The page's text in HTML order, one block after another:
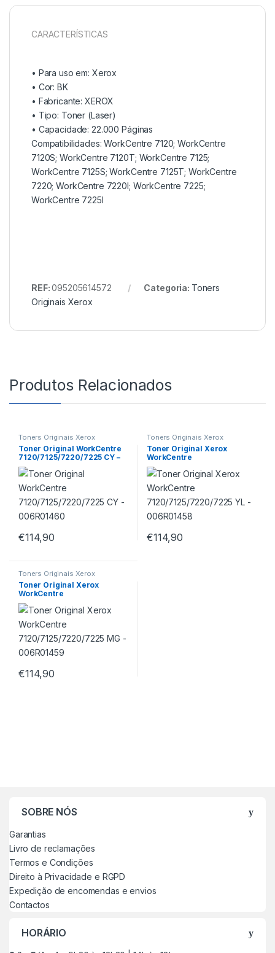
CARACTERÍSTICAS
• Para uso em: Xerox
• Cor: BK
• Fabricante:XEROX
• Tipo: Toner (Laser)
• Capacidade:22.000 Páginas
Compatibilidades: WorkCentre 7120; WorkCentre
7120S; WorkCentre 7120T; WorkCentre 7125;
WorkCentre 7125S; WorkCentre 7125T; WorkCentre
7220; WorkCentre 7220I; WorkCentre 7225;
WorkCentre 7225I
REF:095205614572 Categoria: Toners
Originais Xerox
Produtos Relacionados
Toners Originais Xerox
Toner Original WorkCentre
7120/7125/7220/7225 CY –
006R01460
€114,90
Toners Originais Xerox
Toner Original Xerox
WorkCentre
7120/7125/7220/7225 YL –
006R01458
€114,90
Toners Originais Xerox
Toner Original Xerox
WorkCentre
7120/7125/7220/7225 MG –
006R01459
€114,90
SOBRE NÓS
Garantias
Livro de reclamações
Termos e Condições
Direito à Privacidade e RGPD
Expedição de encomendas e envios
Contactos
HORÁRIO